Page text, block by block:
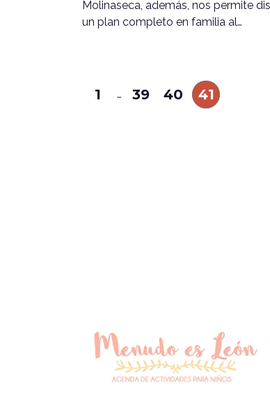
Molinaseca, además, nos permite
un plan completo en familia al…
1 … 39 40 41